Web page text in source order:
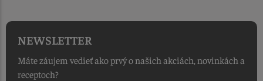
NEWSLETTER
Máte záujem vedieť ako prvý o našich akciách, novinkách a
receptoch?